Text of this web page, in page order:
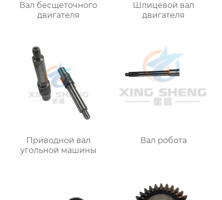
Вал бесщеточного
двигателя
Шлицевой вал
двигателя
Приводной вал
угольной машины
Вал робота